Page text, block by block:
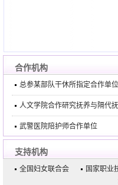
合作机构
总参某部队干休所指定合作单位
人文学院合作研究抚养与隔代
武警医院陪护师合作单位
支持机构
全国妇女联合会 国家职业